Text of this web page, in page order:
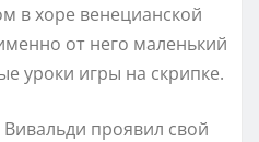
в хоре венецианской
от него маленький
уроки игры на скрипке.
проявил свой